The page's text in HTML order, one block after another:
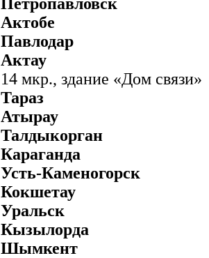
Актобе
Павлодар
Актау
14 мкр., здание «Дом связи»
Тараз
Атырау
Талдыкорган
Караганда
Усть-Каменогорск
Кокшетау
Уральск
Кызылорда
Шымкент